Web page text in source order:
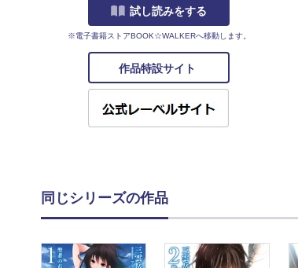
試し読みをする
※電子書籍ストアBOOK☆WALKERへ移動します。
作品特設サイト
同じシリーズの作品